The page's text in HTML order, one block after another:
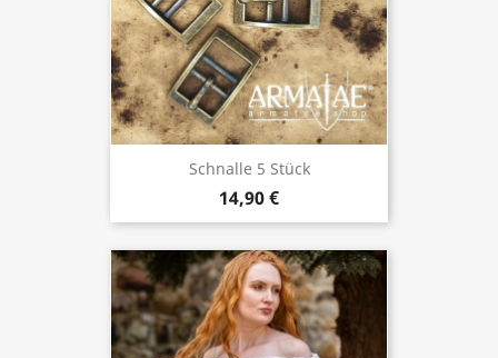
Schnalle 5 Stück
14,90 €